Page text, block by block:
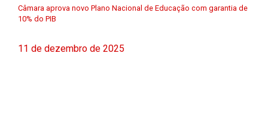
Câmara aprova novo Plano Nacional de Educação com garantia de
10% do PIB
11 de dezembro de 2025